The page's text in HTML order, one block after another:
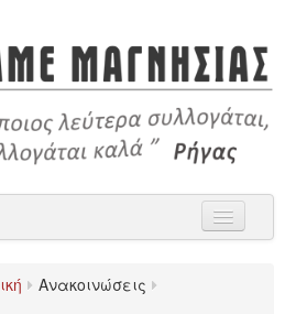
Ανακοινώσεις